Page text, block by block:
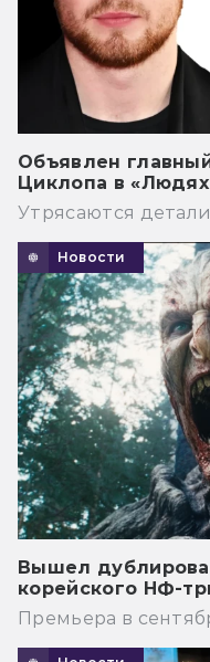
Объявлен
Циклопа в
Утрясаются
Новости
Вышел
корейского НФ-
Премьера в